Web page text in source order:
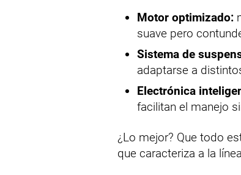
Motor optimizado:
suave pero
Sistema de
adaptarse a
Electrónica
facilitan el manejo
¿Lo mejor? Que todo
que caracteriza a la